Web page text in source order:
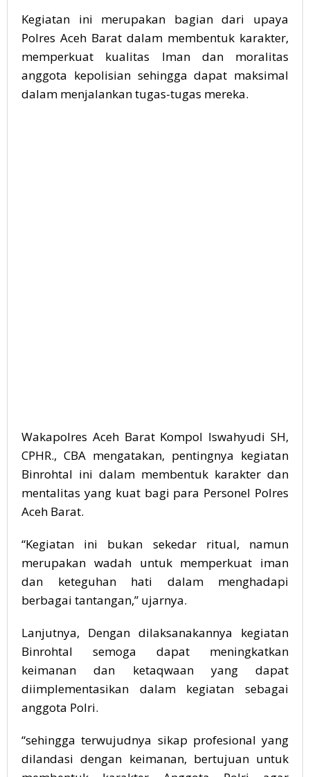
Kegiatan ini merupakan bagian dari upaya
Polres Aceh Barat dalam membentuk karakter,
memperkuat kualitas Iman dan moralitas
anggota kepolisian sehingga dapat maksimal
dalam menjalankan tugas-tugas mereka.
Wakapolres Aceh Barat Kompol Iswahyudi SH,
CPHR., CBA mengatakan, pentingnya kegiatan
Binrohtal ini dalam membentuk karakter dan
mentalitas yang kuat bagi para Personel Polres
Aceh Barat.
“Kegiatan ini bukan sekedar ritual, namun
merupakan wadah untuk memperkuat iman
dan keteguhan hati dalam menghadapi
berbagai tantangan,” ujarnya.
Lanjutnya, Dengan dilaksanakannya kegiatan
Binrohtal semoga dapat meningkatkan
keimanan dan ketaqwaan yang dapat
diimplementasikan dalam kegiatan sebagai
anggota Polri.
“sehingga terwujudnya sikap profesional yang
dilandasi dengan keimanan, bertujuan untuk